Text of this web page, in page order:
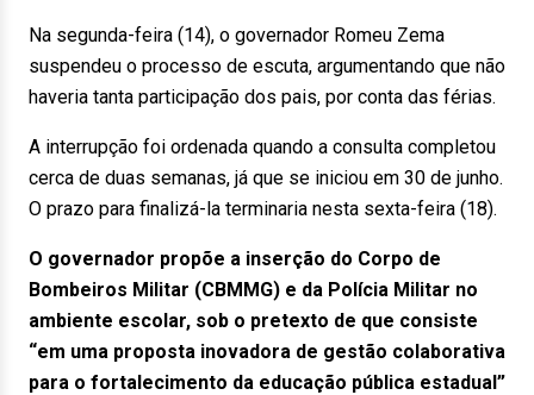
Na segunda-feira (14), o governador Romeu Zema
suspendeu o processo de escuta, argumentando que não
haveria tanta participação dos pais, por conta das férias.
A interrupção foi ordenada quando a consulta completou
cerca de duas semanas, já que se iniciou em 30 de junho.
O prazo para finalizá-la terminaria nesta sexta-feira (18).
O governador propõe a inserção do Corpo de
Bombeiros Militar (CBMMG) e da Polícia Militar no
ambiente escolar, sob o pretexto de que consiste
“em uma proposta inovadora de gestão colaborativa
para o fortalecimento da educação pública estadual”